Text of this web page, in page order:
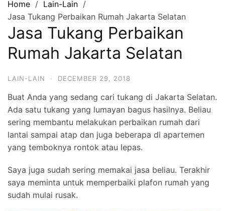
Home
Lain-Lain
Jasa Tukang Perbaikan Rumah Jakarta Selatan
Jasa Tukang Perbaikan
Rumah Jakarta Selatan
LAIN-LAIN · DECEMBER 29, 2018
Buat Anda yang sedang cari tukang di Jakarta Selatan.
Ada satu tukang yang lumayan bagus hasilnya. Beliau
sering membantu melakukan perbaikan rumah dari
lantai sampai atap dan juga beberapa di apartemen
yang temboknya rontok atau lepas.
Saya juga sudah sering memakai jasa beliau. Terakhir
saya meminta untuk memperbaiki plafon rumah yang
sudah mulai rusak.